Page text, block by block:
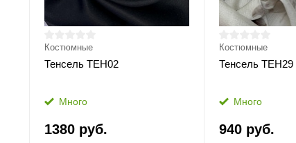
Костюмные
Тенсель ТЕН02
Много
1380 руб.
Костюмные
Тенсель ТЕН29
Много
940 руб.